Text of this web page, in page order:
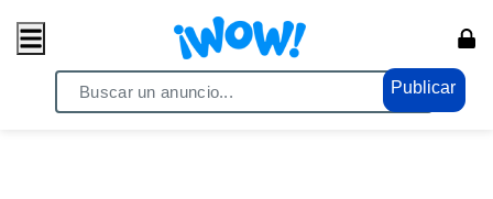
Publicar